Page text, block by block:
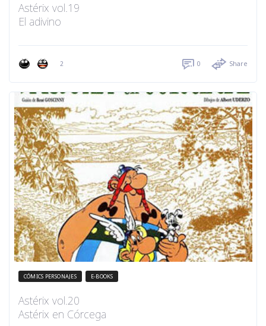
Astérix vol.19
El adivino
2 0 Share
CÓMICS PERSONAJES E-BOOKS
Astérix vol.20
Astérix en Córcega